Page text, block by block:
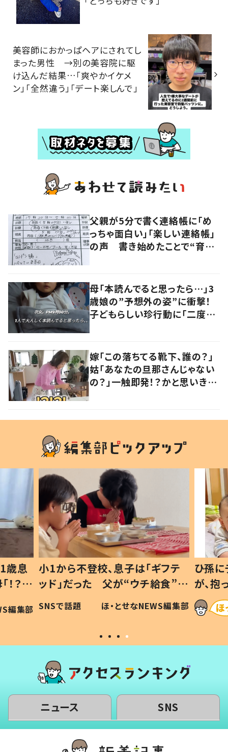
美容師におかっぱヘアにされてし
まった男性 →別の美容院に駆
け込んだ結果…「爽やかイケメ
ン」「全然違う」「デート楽しんで」
父親が5分で書く連絡帳に「め
っちゃ面白い」「楽しい連絡帳」
の声 書き始めたことで“育児
母「本読んでると思ったら…」3
歳娘の”予想外の姿”に衝撃！
子どもらしい珍行動に「二度見
嫁「この落ちてる靴下、誰の？」
姑「あなたの旦那さんじゃない
の？」一触即発！？かと思いき
歳息
？」
編集部
小1から不登校、息子は「ギフテ
ッド」だった 父が“ウチ給食”を
作り続ける理由とは #令和の親
#令和の子
SNSで話題 ほ・とせなNEWS編集部
ひ孫
が、
「涙が
い」
ニュース SNS